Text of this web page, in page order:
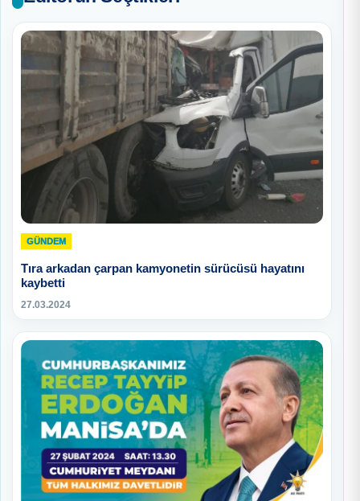
GÜNDEM
Tıra arkadan çarpan kamyonetin sürücüsü hayatını
kaybetti
27.03.2024